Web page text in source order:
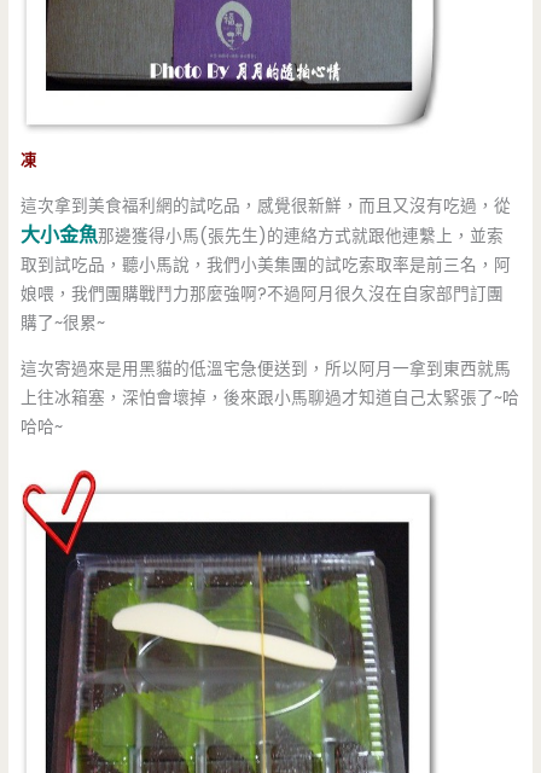
凍
這次拿到美食福利網的試吃品，感覺很新鮮，而且又沒有吃過，從
大小金魚那邊獲得小馬(張先生)的連絡方式就跟他連繫上，並索
取到試吃品，聽小馬說，我們小美集團的試吃索取率是前三名，阿
娘喂，我們團購戰鬥力那麼強啊?不過阿月很久沒在自家部門訂團
購了~很累~
這次寄過來是用黑貓的低溫宅急便送到，所以阿月一拿到東西就馬
上往冰箱塞，深怕會壞掉，後來跟小馬聊過才知道自己太緊張了~哈
哈哈~